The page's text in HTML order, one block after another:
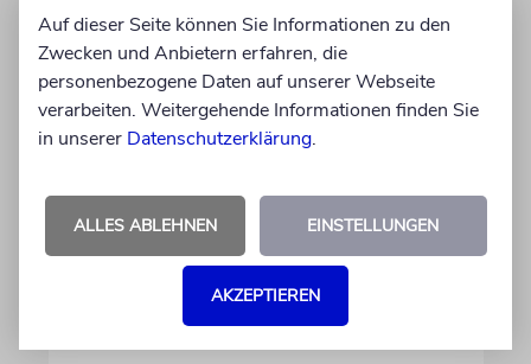
NAHOST
Board of Peace: Gaza-Plan
einzige Garantie für
Verhinderung weiterer
Der Sondergesandte Nikolai Mladenov sagt,
entscheidend sei dabei nicht Vertrauen in die
Hamas, sondern eine lückenlose Überprüfung
konkreter Schritte zur Entwaffnung der
Terrororganisation
Auf dieser Seite können Sie Informationen zu den
Zwecken und Anbietern erfahren, die
personenbezogene Daten auf unserer Webseite
verarbeiten. Weitergehende Informationen finden Sie
in unserer Datenschutzerklärung.
ALLES ABLEHNEN EINSTELLUNGEN
AKZEPTIEREN